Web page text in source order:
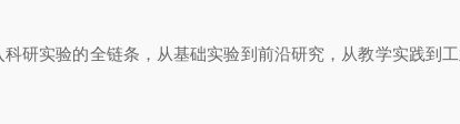
实验的全链条，从基础实验到前沿研究，从教学实践到